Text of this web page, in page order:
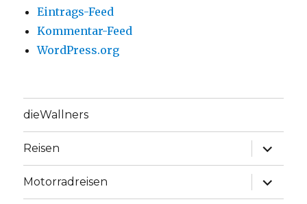
Eintrags-Feed
Kommentar-Feed
WordPress.org
dieWallners
Reisen
Motorradreisen